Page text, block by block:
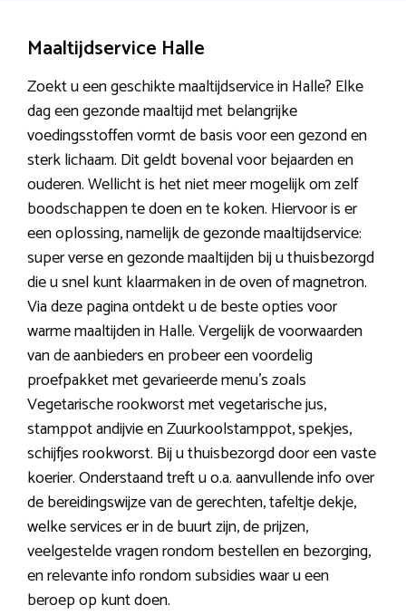
Maaltijdservice Halle
Zoekt u een geschikte maaltijdservice in Halle? Elke
dag een gezonde maaltijd met belangrijke
voedingsstoffen vormt de basis voor een gezond en
sterk lichaam. Dit geldt bovenal voor bejaarden en
ouderen. Wellicht is het niet meer mogelijk om zelf
boodschappen te doen en te koken. Hiervoor is er
een oplossing, namelijk de gezonde maaltijdservice:
super verse en gezonde maaltijden bij u thuisbezorgd
die u snel kunt klaarmaken in de oven of magnetron.
Via deze pagina ontdekt u de beste opties voor
warme maaltijden in Halle. Vergelijk de voorwaarden
van de aanbieders en probeer een voordelig
proefpakket met gevarieerde menu’s zoals
Vegetarische rookworst met vegetarische jus,
stamppot andijvie en Zuurkoolstamppot, spekjes,
schijfjes rookworst. Bij u thuisbezorgd door een vaste
koerier. Onderstaand treft u o.a. aanvullende info over
de bereidingswijze van de gerechten, tafeltje dekje,
welke services er in de buurt zijn, de prijzen,
veelgestelde vragen rondom bestellen en bezorging,
en relevante info rondom subsidies waar u een
beroep op kunt doen.